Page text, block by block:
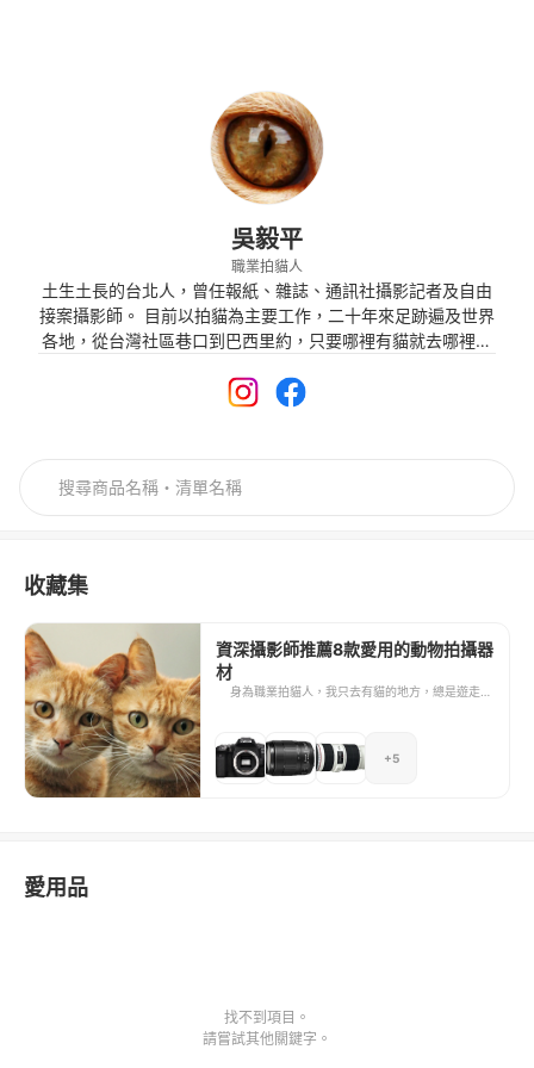
吳毅平
職業拍貓人
土生土長的台北人，曾任報紙、雜誌、通訊社攝影記者及自由
接案攝影師。 目前以拍貓為主要工作，二十年來足跡遍及世界
各地，從台灣社區巷口到巴西里約，只要哪裡有貓就去哪裡。
至今著有《當世界只剩下貓》、《身為職業拍貓人》、《流浪
收藏集
資深攝影師推薦8款愛用的動物拍攝器
材
身為職業拍貓人，我只去有貓的地方，總是遊走於
要，加上拍攝途中不想打擾到貓或引起周圍人們的
注意，器材的機動性與低調性都是我的選購重點之
一。本次便向各位推薦我幾乎每天都背出門，經常
+5
愛用品
找不到項目。
請嘗試其他關鍵字。